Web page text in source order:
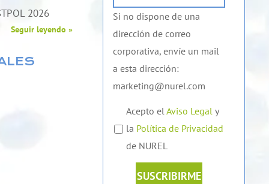
2026
Seguir leyendo »
Si no dispone de una
dirección de correo
corporativa, envíe un mail
a esta dirección:
marketing@nurel.com
Acepto elAviso Legal y
la Política de Privacidad
de NUREL
SUSCRIBIRME